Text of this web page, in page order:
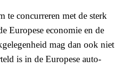
te concurreren met de sterk
Europese economie en de
mag dan ook niet
is in de Europese auto-